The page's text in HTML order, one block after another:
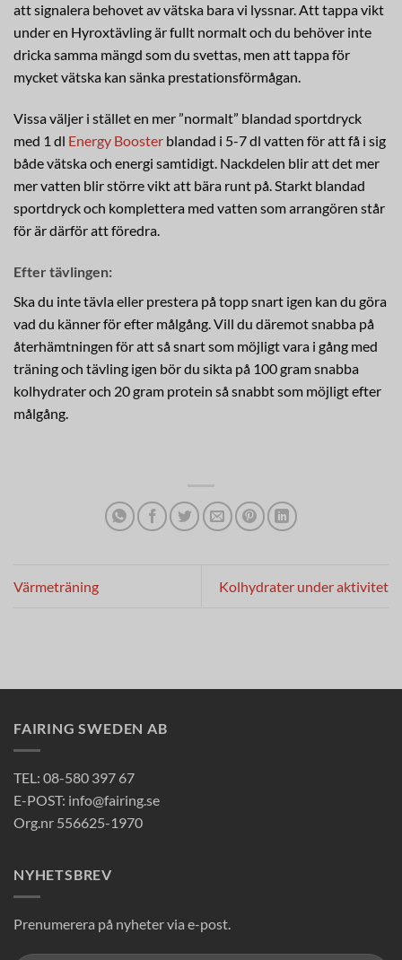
att signalera behovet av vätska bara vi lyssnar. Att tappa vikt
under en Hyroxtävling är fullt normalt och du behöver inte
dricka samma mängd som du svettas, men att tappa för
mycket vätska kan sänka prestationsförmågan.
Vissa väljer i stället en mer ”normalt” blandad sportdryck
med 1 dl Energy Booster blandad i 5-7 dl vatten för att få i sig
både vätska och energi samtidigt. Nackdelen blir att det mer
mer vatten blir större vikt att bära runt på. Starkt blandad
sportdryck och komplettera med vatten som arrangören står
för är därför att föredra.
Efter tävlingen:
Ska du inte tävla eller prestera på topp snart igen kan du göra
vad du känner för efter målgång. Vill du däremot snabba på
återhämtningen för att så snart som möjligt vara i gång med
träning och tävling igen bör du sikta på 100 gram snabba
kolhydrater och 20 gram protein så snabbt som möjligt efter
målgång.
Värmeträning Kolhydrater under aktivitet
FAIRING SWEDEN AB
TEL: 08-580 397 67
E-POST: info@fairing.se
Org.nr 556625-1970
NYHETSBREV
Prenumerera på nyheter via e-post.